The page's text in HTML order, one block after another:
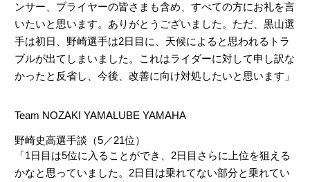
ンサー、プライヤーの皆さまも含め、すべての方にお礼を言
いたいと思います。ありがとうございました。ただ、黒山選
手は初日、野崎選手は2日目に、天候によると思われるトラ
ブルが出てしまいました。これはライダーに対して申し訳な
かったと反省し、今後、改善に向け対処したいと思います」
Team NOZAKI YAMALUBE YAMAHA
野崎史高選手談（5／21位）
「1日目は5位に入ることができ、2日目さらに上位を狙える
かなと思っていました。2日目は乗れてない部分と乗れてい